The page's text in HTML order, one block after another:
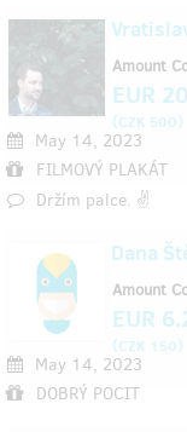
May 14, 2023
FILMOVÝ PLAKÁT
Držím palce. ✌️
Amount
EUR
(CZK 500)
Dana
May 14, 2023
DOBRÝ POCIT
Amount
EUR
(CZK 150)